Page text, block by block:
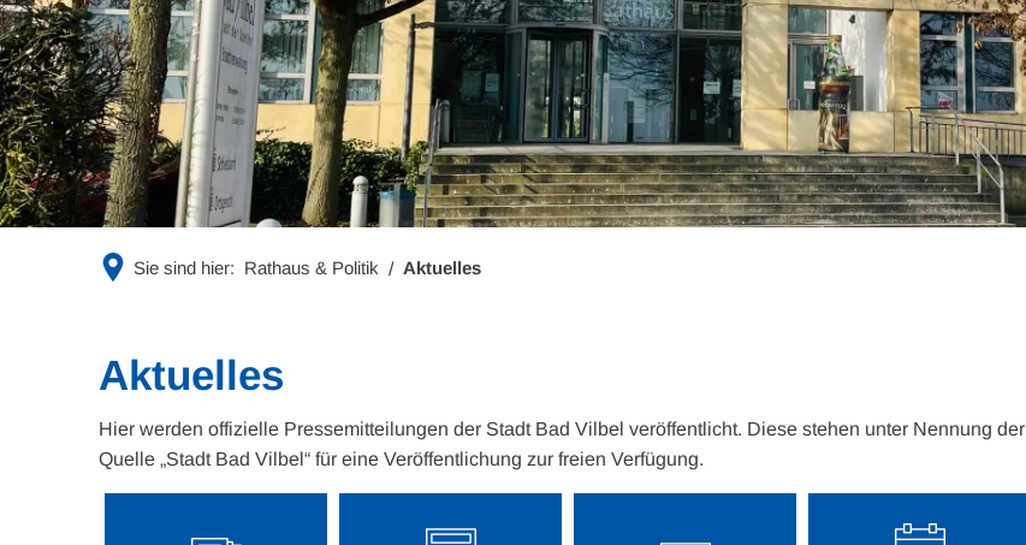
Sie sind hier: Rathaus & Politik Aktuelles
Aktuelles
Hier werden offizielle Pressemitteilungen der Stadt Bad Vilbel veröffentlicht. Diese stehen unter Nennung der
Quelle „Stadt Bad Vilbel“ für eine Veröffentlichung zur freien Verfügung.